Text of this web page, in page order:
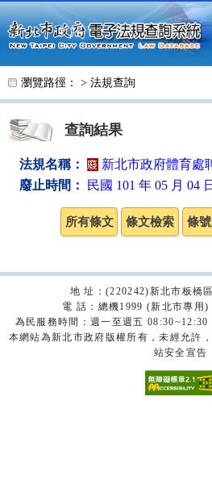
跳至主要內容
瀏覽路徑： > 法規查詢
查詢結果
法規名稱：
新北市政府體育處
廢止時間：
民國 101 年 05 月 04 日
地 址：(220242)新北市板橋
電 話：總機1999 (新北市專用
為民服務時間：週一至週五
本網站為新北市政府版權所有，未經允許
站安全宣告